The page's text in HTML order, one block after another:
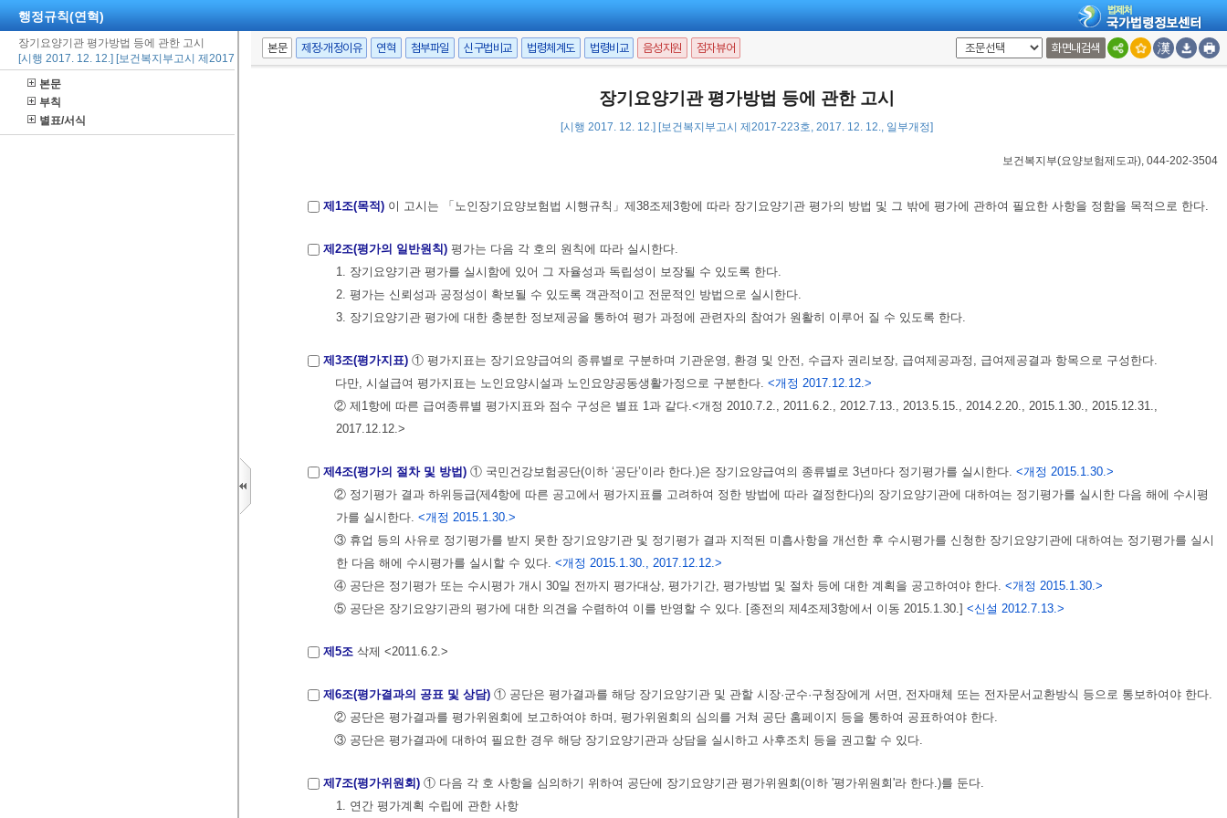
행정규칙(연혁)
장기요양기관 평가방법 등에 관한 고시
[시행 2017. 12. 12.] [보건복지부고시 제2017-223호, 2017. 12. 12., 일부개정]
본문
부칙
별표/서식
본문 제정·개정이유 연혁 첨부파일 신구법비교 법령체계도 법령비교 음성지원 점자뷰어 화면내검색
장기요양기관 평가방법 등에 관한 고시
[시행 2017. 12. 12.] [보건복지부고시 제2017-223호, 2017. 12. 12., 일부개정]
보건복지부(요양보험제도과), 044-202-3504
제1조(목적) 이 고시는 「노인장기요양보험법 시행규칙」제38조제3항에 따라 장기요양기관 평가의 방법 및 그 밖에 평가에 관하여 필요한 사항을 정함을 목적으로 한다.
제2조(평가의 일반원칙) 평가는 다음 각 호의 원칙에 따라 실시한다.
1. 장기요양기관 평가를 실시함에 있어 그 자율성과 독립성이 보장될 수 있도록 한다.
2. 평가는 신뢰성과 공정성이 확보될 수 있도록 객관적이고 전문적인 방법으로 실시한다.
3. 장기요양기관 평가에 대한 충분한 정보제공을 통하여 평가 과정에 관련자의 참여가 원활히 이루어 질 수 있도록 한다.
제3조(평가지표) ① 평가지표는 장기요양급여의 종류별로 구분하며 기관운영, 환경 및 안전, 수급자 권리보장, 급여제공과정, 급여제공결과 항목으로 구성한다.
다만, 시설급여 평가지표는 노인요양시설과 노인요양공동생활가정으로 구분한다. <개정 2017.12.12.>
② 제1항에 따른 급여종류별 평가지표와 점수 구성은 별표 1과 같다.<개정 2010.7.2., 2011.6.2., 2012.7.13., 2013.5.15., 2014.2.20., 2015.1.30., 2015.12.31.,
2017.12.12.>
제4조(평가의 절차 및 방법) ① 국민건강보험공단(이하 ‘공단’이라 한다.)은 장기요양급여의 종류별로 3년마다 정기평가를 실시한다. <개정 2015.1.30.>
② 정기평가 결과 하위등급(제4항에 따른 공고에서 평가지표를 고려하여 정한 방법에 따라 결정한다)의 장기요양기관에 대하여는 정기평가를 실시한 다음 해에 수시평
가를 실시한다. <개정 2015.1.30.>
③ 휴업 등의 사유로 정기평가를 받지 못한 장기요양기관 및 정기평가 결과 지적된 미흡사항을 개선한 후 수시평가를 신청한 장기요양기관에 대하여는 정기평가를 실시
한 다음 해에 수시평가를 실시할 수 있다. <개정 2015.1.30., 2017.12.12.>
④ 공단은 정기평가 또는 수시평가 개시 30일 전까지 평가대상, 평가기간, 평가방법 및 절차 등에 대한 계획을 공고하여야 한다. <개정 2015.1.30.>
⑤ 공단은 장기요양기관의 평가에 대한 의견을 수렴하여 이를 반영할 수 있다. [종전의 제4조제3항에서 이동 2015.1.30.] <신설 2012.7.13.>
제5조 삭제 <2011.6.2.>
제6조(평가결과의 공표 및 상담) ① 공단은 평가결과를 해당 장기요양기관 및 관할 시장·군수·구청장에게 서면, 전자매체 또는 전자문서교환방식 등으로 통보하여야 한다.
② 공단은 평가결과를 평가위원회에 보고하여야 하며, 평가위원회의 심의를 거쳐 공단 홈페이지 등을 통하여 공표하여야 한다.
③ 공단은 평가결과에 대하여 필요한 경우 해당 장기요양기관과 상담을 실시하고 사후조치 등을 권고할 수 있다.
제7조(평가위원회) ① 다음 각 호 사항을 심의하기 위하여 공단에 장기요양기관 평가위원회(이하 '평가위원회'라 한다.)를 둔다.
1. 연간 평가계획 수립에 관한 사항